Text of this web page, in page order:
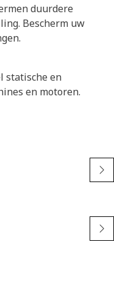
duurdere
Bescherm uw
statische en
en motoren.